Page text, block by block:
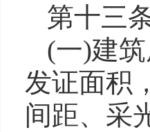
第十三
(一)建
发证面积
间距、采